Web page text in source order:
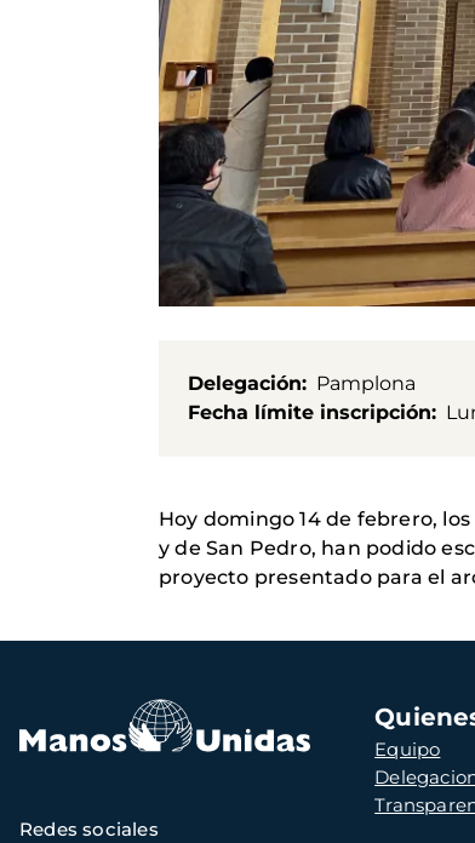
Delegación
Pamplona
Fecha límite inscripción
Hoy domingo 14 de febrero,
y de San Pedro, han podido
proyecto presentado para el
Navegación
principal
Equipo
Redes sociales